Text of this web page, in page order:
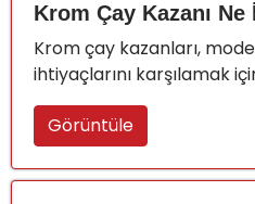
Krom Çay Kazanı Ne
Krom çay kazanları,
ihtiyaçlarını karşılamak
Görüntüle